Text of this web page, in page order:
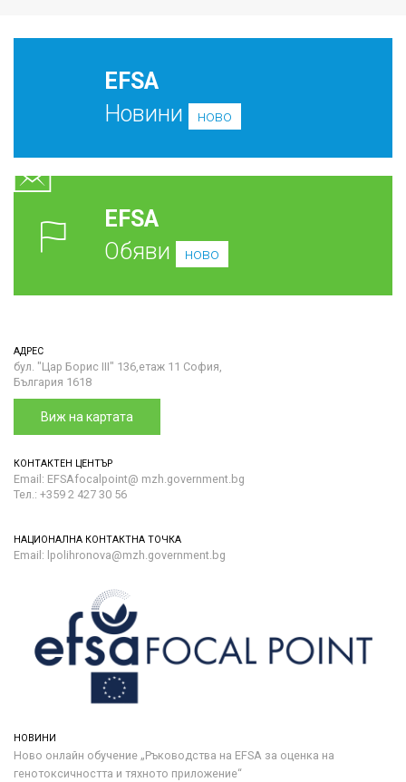
EFSA
Новини
ново
EFSA
Обяви
ново
АДРЕС
бул. "Цар Борис III" 136,етаж 11 София,
България 1618
Виж на картата
КОНТАКТЕН ЦЕНТЪР
Email: EFSAfocalpoint@ mzh.government.bg
Тел.: +359 2 427 30 56
НАЦИОНАЛНА КОНТАКТНА ТОЧКА
Email: lpolihronova@mzh.government.bg
НОВИНИ
Ново онлайн обучение „Ръководства на ЕFSA за оценка на
генотоксичността и тяхното приложение“